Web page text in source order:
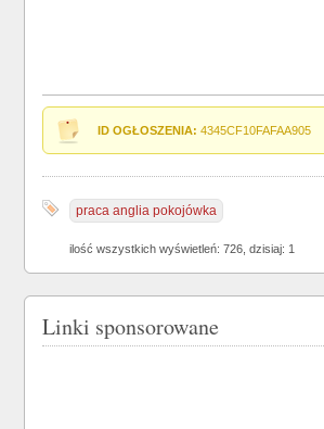
ID OGŁOSZENIA: 4345CF10FAFAA905
praca anglia pokojówka
ilość wszystkich wyświetleń: 726, dzisiaj: 1
Linki sponsorowane